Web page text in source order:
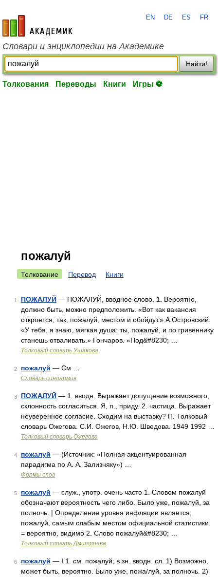
academic.ru
EN DE ES FR
Словари и энциклопедии на Академике
Найти!
Толкования Переводы Книги Игры ⚽
пожалуй
Толкование Перевод Книги
1 ПОЖАЛУЙ — ПОЖАЛУЙ, вводное слово. 1. Вероятно,
должно быть, можно предположить. «Вот как вакансия
откроется, так, пожалуй, местом и обойдут.» А.Островский.
«У тебя, я знаю, мягкая душа: ты, пожалуй, и по гривеннику
станешь отваливать.» Гончаров. «Под&#8230; …
Толковый словарь Ушакова
2 пожалуй — См …
Словарь синонимов
3 ПОЖАЛУЙ — 1. вводн. Выражает допущение возможного,
склонность согласиться. Я, п., приду. 2. частица. Выражает
неуверенное согласие. Сходим на выставку? П. Толковый
словарь Ожегова. С.И. Ожегов, Н.Ю. Шведова. 1949 1992 …
Толковый словарь Ожегова
4 пожалуй — (Источник: «Полная акцентуированная
парадигма по А. А. Зализняку») …
Формы слов
5 пожалуй — служ., употр. очень часто 1. Словом пожалуй
обозначают вероятность чего либо. Было уже, пожалуй, за
полночь. | Определение уровня инфляции является,
пожалуй, самым слабым местом официальной статистики.
= вероятно, видимо 2. Слово пожалуй&#8230; …
Толковый словарь Дмитриева
6 пожалуй — I 1. см. пожалуй; в зн. вводн. сл. 1) Возможно,
может быть, вероятно. Было уже, пожа/луй, за полночь. 2)